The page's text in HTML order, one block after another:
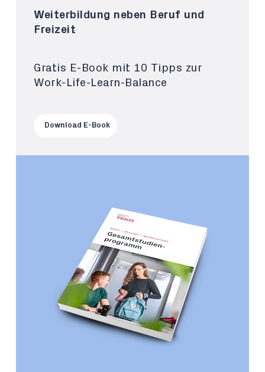
Weiterbildung neben Beruf und
Freizeit
Gratis E-Book mit 10 Tipps zur
Work-Life-Learn-Balance
Download E-Book